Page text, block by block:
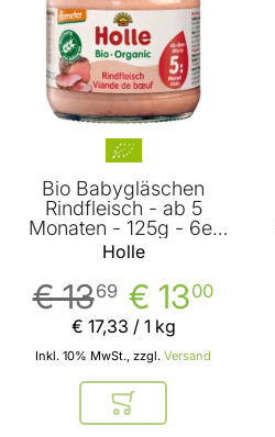
Bio Babygläschen
Rindfleisch - ab 5
Monaten - 125g - 6er
Vorteilspack von Holle
Holle
€ 1300
€ 1369
Inkl. 10% MwSt., zzgl. Versand
€ 17,33 / 1 kg
In den Warenkorb